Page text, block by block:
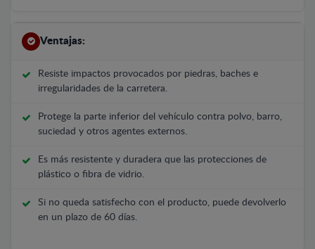
Ventajas:
Resiste impactos provocados por piedras, baches e
irregularidades de la carretera.
Protege la parte inferior del vehículo contra polvo, barro,
suciedad y otros agentes externos.
Es más resistente y duradera que las protecciones de
plástico o fibra de vidrio.
Si no queda satisfecho con el producto, puede devolverlo
en un plazo de 60 días.